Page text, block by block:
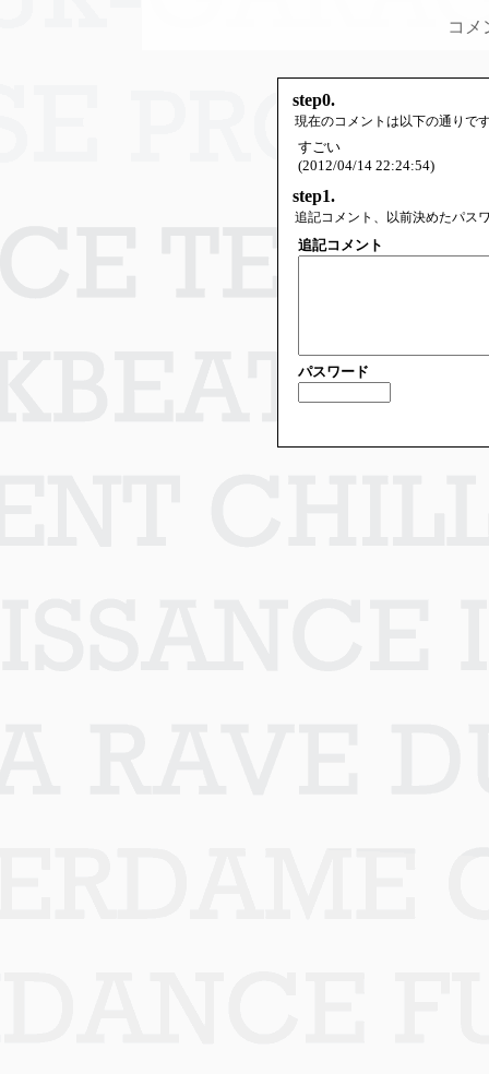
コメ
step0.
現在のコメントは以下の通りで
すごい
(2012/04/14 22:24:54)
step1.
追記コメント、以前決めたパス
追記コメント
パスワード